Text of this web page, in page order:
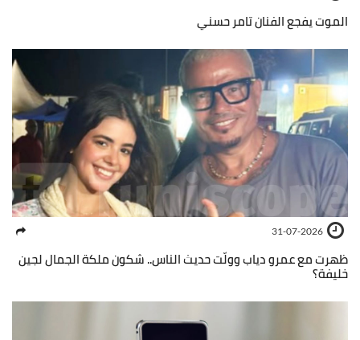
الموت يفجع الفنان تامر حسني
31-07-2026
ظهرت مع عمرو دياب وولّت حديث الناس.. شكون ملكة الجمال لجين
خليفة؟